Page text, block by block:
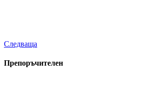
Следваща
Препоръчителен